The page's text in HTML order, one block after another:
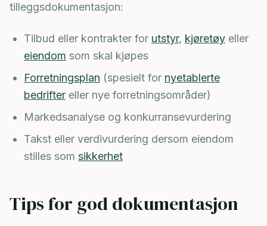
tilleggsdokumentasjon:
Tilbud eller kontrakter for utstyr, kjøretøy eller
eiendom som skal kjøpes
Forretningsplan (spesielt for nyetablerte
bedrifter eller nye forretningsområder)
Markedsanalyse og konkurransevurdering
Takst eller verdivurdering dersom eiendom
stilles som sikkerhet
Tips for god dokumentasjon